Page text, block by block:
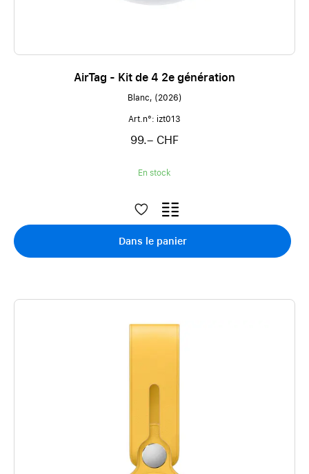
AirTag - Kit de 4 2e génération
Blanc, (2026)
Art.n°: izt013
99.– CHF
En stock
Dans le panier